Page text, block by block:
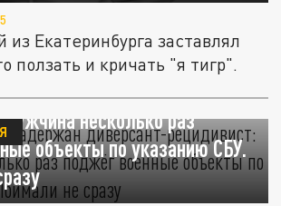
Екатеринбурга заставлял
ползать и кричать "я тигр".
задержан диверсант-
несколько раз
объекты по указанию СБУ.